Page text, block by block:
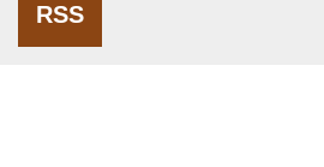
RSS